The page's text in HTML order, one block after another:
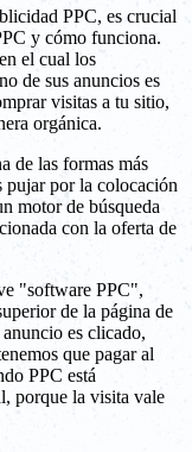
PPC, es crucial
y cómo funciona.
el cual los
de sus anuncios es
visitas a tu sitio,
orgánica.
de las formas más
pujar por la colocación
motor de búsqueda
con la oferta de
"software PPC",
de la página de
es clicado,
que pagar al
PPC está
porque la visita vale